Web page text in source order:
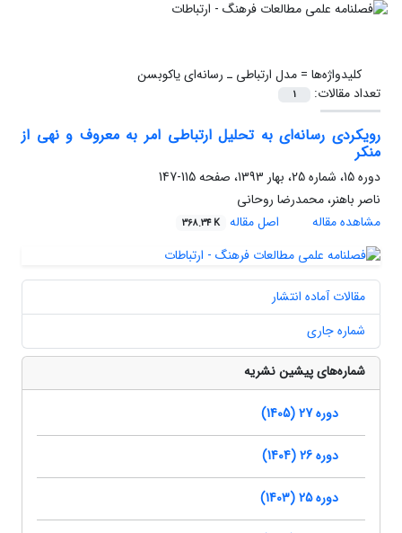
کلیدواژه‌ها =مدل ارتباطی ـ رسانه‌ای یاکوبسن
تعداد مقالات:
1
رویکردی رسانه‌ای به تحلیل ارتباطی امر به معروف و نهی از
منکر
دوره 15، شماره 25، بهار 1393، صفحه
115-147
ناصر باهنر، محمدرضا روحانی
مشاهده مقاله
اصل مقاله 368.34 K
مقالات آماده انتشار
شماره جاری
شماره‌های پیشین نشریه
دوره 27 (1405)
دوره 26 (1404)
دوره 25 (1403)